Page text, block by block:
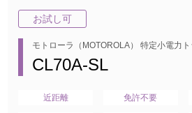
お試し可
モトローラ（MOTOROLA） 特定小電力
CL70A-SL
近距離 免許不要